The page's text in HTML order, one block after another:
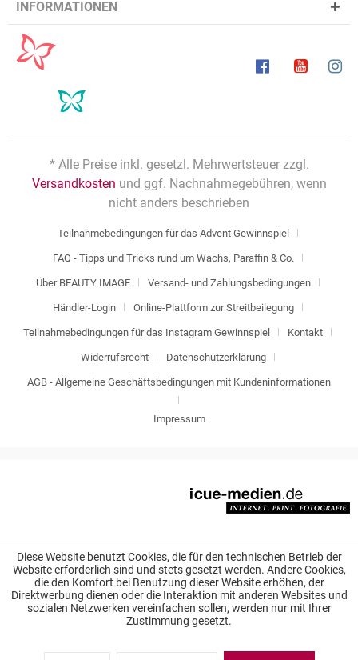
INFORMATIONEN
* Alle Preise inkl. gesetzl. Mehrwertsteuer zzgl.
Versandkosten und ggf. Nachnahmegebühren, wenn
nicht anders beschrieben
Teilnahmebedingungen für das Advent Gewinnspiel
FAQ - Tipps und Tricks rund um Wachs, Paraffin & Co.
Über BEAUTY IMAGE Versand- und Zahlungsbedingungen
Händler-Login Online-Plattform zur Streitbeilegung
Teilnahmebedingungen für das Instagram Gewinnspiel Kontakt
Widerrufsrecht Datenschutzerklärung
AGB - Allgemeine Geschäftsbedingungen mit Kundeninformationen
Impressum
Diese Website benutzt Cookies, die für den technischen Betrieb der
Website erforderlich sind und stets gesetzt werden. Andere Cookies,
die den Komfort bei Benutzung dieser Website erhöhen, der
Direktwerbung dienen oder die Interaktion mit anderen Websites und
sozialen Netzwerken vereinfachen sollen, werden nur mit Ihrer
Zustimmung gesetzt.